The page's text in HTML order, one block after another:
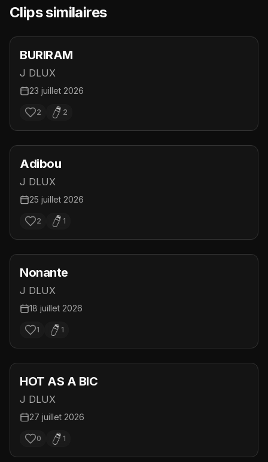
Clips similaires
BURIRAM
J DLUX
23 juillet 2026
2 2
Adibou
J DLUX
25 juillet 2026
2 1
Nonante
J DLUX
18 juillet 2026
1 1
HOT AS A BIC
J DLUX
27 juillet 2026
0 1